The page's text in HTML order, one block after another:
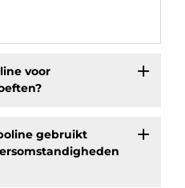
voor
gebruikt